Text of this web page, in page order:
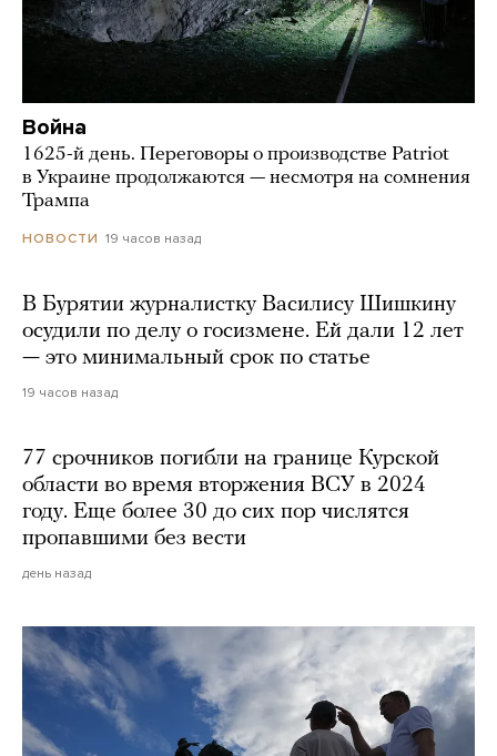
Война
1625-й день. Переговоры о производстве Patriot
в Украине продолжаются — несмотря на сомнения
Трампа
НОВОСТИ 19 часов назад
В Бурятии журналистку Василису Шишкину
осудили по делу о госизмене. Ей дали 12 лет
— это минимальный срок по статье
19 часов назад
77 срочников погибли на границе Курской
области во время вторжения ВСУ в 2024
году. Еще более 30 до сих пор числятся
пропавшими без вести
день назад